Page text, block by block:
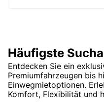
Häufigste
Entdecken Sie ein
Premiumfahrzeugen bis
Einwegmietoptionen.
Komfort, Flexibilität und